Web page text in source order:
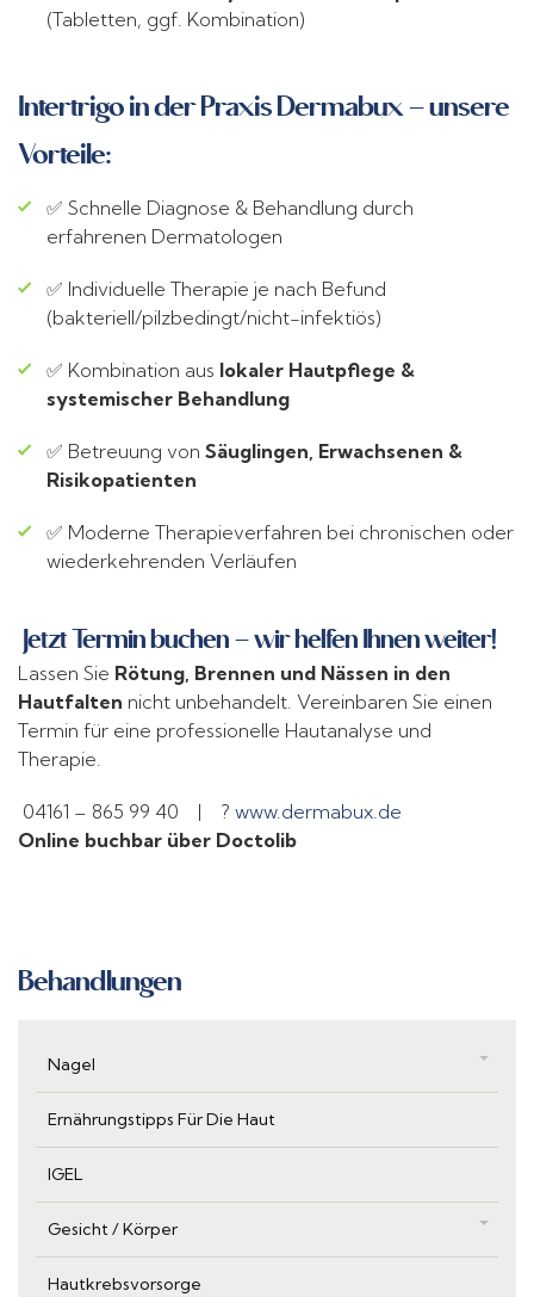
(Tabletten, ggf. Kombination)
Intertrigo in der Praxis Dermabux – unsere
Vorteile:
✅ Schnelle Diagnose & Behandlung durch
erfahrenen Dermatologen
✅ Individuelle Therapie je nach Befund
(bakteriell/pilzbedingt/nicht-infektiös)
✅ Kombination aus lokaler Hautpflege &
systemischer Behandlung
✅ Betreuung von Säuglingen, Erwachsenen &
Risikopatienten
✅ Moderne Therapieverfahren bei chronischen oder
wiederkehrenden Verläufen
Jetzt Termin buchen – wir helfen Ihnen weiter!
Lassen Sie Rötung, Brennen und Nässen in den
Hautfalten nicht unbehandelt. Vereinbaren Sie einen
Termin für eine professionelle Hautanalyse und
Therapie.
04161 – 865 99 40 | ? www.dermabux.de
Online buchbar über Doctolib
Behandlungen
Nagel
Ernährungstipps Für Die Haut
IGEL
Gesicht / Körper
Hautkrebsvorsorge